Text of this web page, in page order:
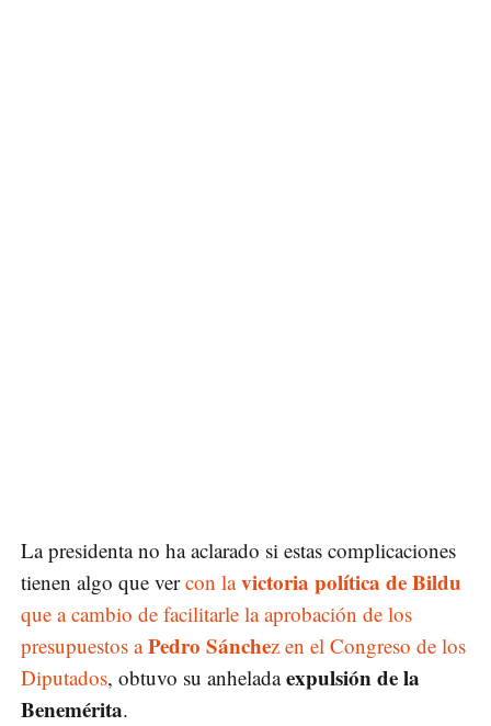
La presidenta no ha aclarado si estas complicaciones
tienen algo que vercon lavictoria política de Bildu
que a cambio de facilitarle la aprobación de los
presupuestos aPedro Sánchez en el Congreso de los
Diputados, obtuvo su anheladaexpulsión de la
Benemérita.